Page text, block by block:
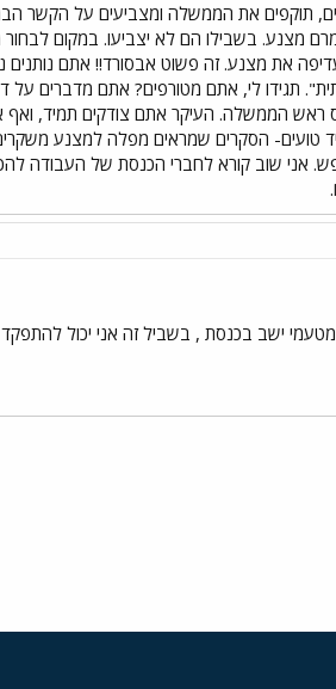
תוקפים את הממשלה ומצביעים על הקשר
בשבילו הם לא יצביעו. במקום לבחור
את מצנע. זה פשוט אבסורד!! אתם נותנים
תגידו לי, אתם מטורפים? אתם מדברים
ראש הממשלה. העיקר אתם צודקים תמיד,
הסקרים שמראים מפלה למצנע משקרים,
אותו סיפור כמו עם ברק ב-2001. גועל נפש. אני שוב קורא
ישב בכנסת , בשביל זה אני יכול להתפקד